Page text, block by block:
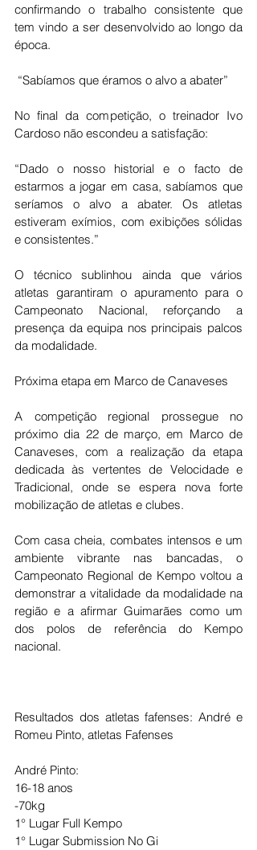
confirmando o trabalho consistente que
tem vindo a ser desenvolvido ao longo da
época.
“Sabíamos que éramos o alvo a abater”
No final da competição, o treinador Ivo
Cardoso não escondeu a satisfação:
“Dado o nosso historial e o facto de
estarmos a jogar em casa, sabíamos que
seríamos o alvo a abater. Os atletas
estiveram exímios, com exibições sólidas
e consistentes.”
O técnico sublinhou ainda que vários
atletas garantiram o apuramento para o
Campeonato Nacional, reforçando a
presença da equipa nos principais palcos
da modalidade.
Próxima etapa em Marco de Canaveses
A competição regional prossegue no
próximo dia 22 de março, em Marco de
Canaveses, com a realização da etapa
dedicada às vertentes de Velocidade e
Tradicional, onde se espera nova forte
mobilização de atletas e clubes.
Com casa cheia, combates intensos e um
ambiente vibrante nas bancadas, o
Campeonato Regional de Kempo voltou a
demonstrar a vitalidade da modalidade na
região e a afirmar Guimarães como um
dos polos de referência do Kempo
nacional.
Resultados dos atletas fafenses: André e
Romeu Pinto, atletas Fafenses
André Pinto:
16-18 anos
-70kg
1° Lugar Full Kempo
1° Lugar Submission No Gi